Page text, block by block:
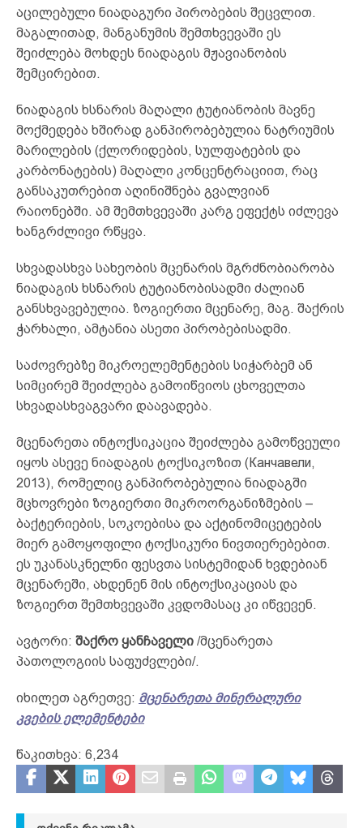
აცილებული ნიადაგური პირობების შეცვლით.
მაგალითად, მანგანუმის შემთხვევაში ეს
შეიძლება მოხდეს ნიადაგის მჟავიანობის
შემცირებით.
ნიადაგის ხსნარის მაღალი ტუტიანობის მავნე
მოქმედება ხშირად განპირობებულია ნატრიუმის
მარილების (ქლორიდების, სულფატების და
კარბონატების) მაღალი კონცენტრაციით, რაც
განსაკუთრებით აღინიშნება გვალვიან
რაიონებში. ამ შემთხვევაში კარგ ეფექტს იძლევა
ხანგრძლივი რწყვა.
სხვადასხვა სახეობის მცენარის მგრძნობიარობა
ნიადაგის ხსნარის ტუტიანობისადმი ძალიან
განსხვავებულია. ზოგიერთი მცენარე, მაგ. შაქრის
ჭარხალი, ამტანია ასეთი პირობებისადმი.
საძოვრებზე მიკროელემენტების სიჭარბემ ან
სიმცირემ შეიძლება გამოიწვიოს ცხოველთა
სხვადასხვაგვარი დაავადება.
მცენარეთა ინტოქსიკაცია შეიძლება გამოწვეული
იყოს ასევე ნიადაგის ტოქსიკოზით (Канчавели,
2013), რომელიც განპირობებულია ნიადაგში
მცხოვრები ზოგიერთი მიკროორგანიზმების –
ბაქტერიების, სოკოებისა და აქტინომიცეტების
მიერ გამოყოფილი ტოქსიკური ნივთიერებებით.
ეს უკანასკნელნი ფესვთა სისტემიდან ხვდებიან
მცენარეში, ახდენენ მის ინტოქსიკაციას და
ზოგიერთ შემთხვევაში კვდომასაც კი იწვევენ.
ავტორი: შაქრო ყანჩაველი /მცენარეთა
პათოლოგიის საფუძვლები/.
იხილეთ აგრეთვე: მცენარეთა მინერალური
კვების ელემენტები
წაკითხვა: 6,234